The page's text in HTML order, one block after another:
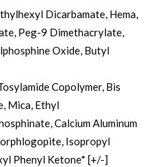
Dicarbamate, Hema,
Peg-9 Dimethacrylate,
Oxide, Butyl
Copolymer, Bis
Mica, Ethyl
Calcium Aluminum
Isopropyl
Phenyl Ketone* [+/-]